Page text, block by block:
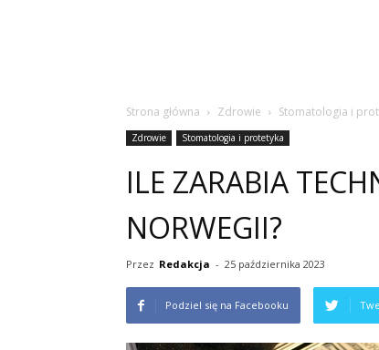
Strona główna Zdrowie Stomatologia i
Zdrowie Stomatologia i protetyka
ILE ZARABIA
NORWEGII?
Przez Redakcja - 25 października 2023
Podziel się na Facebooku